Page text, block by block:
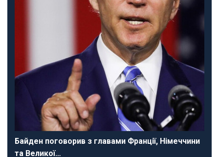
Байден поговорив з главами Франції, Німеччини
та Великої…